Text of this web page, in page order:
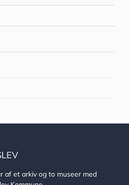
af et arkiv og to museer med